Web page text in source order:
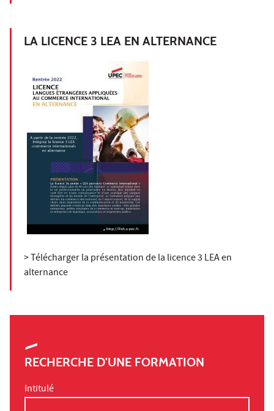
LA LICENCE 3 LEA EN ALTERNANCE
> Télécharger la présentation de la licence 3 LEA en
alternance
RECHERCHE D'UNE FORMATION
Intitulé